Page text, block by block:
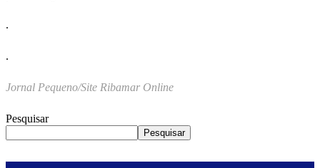
.
.
Jornal Pequeno/Site Ribamar Online
Pesquisar
Pesquisar